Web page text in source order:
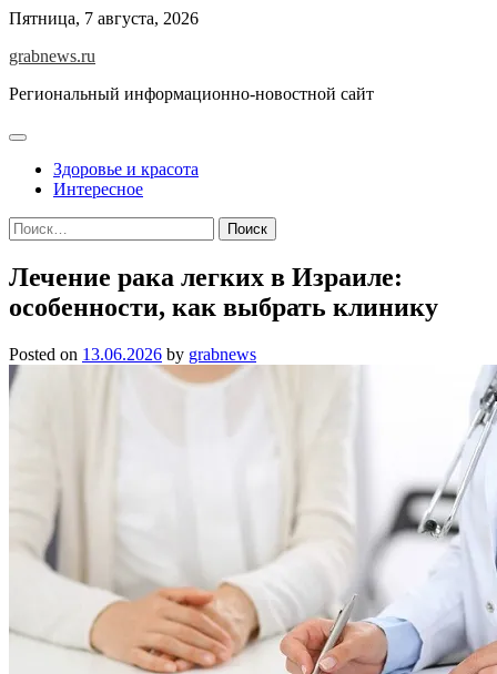
Skip
content
Пятница, 7 августа, 2026
grabnews.ru
Региональный информационно-новостной сайт
Здоровье и красота
Интересное
Найти:
Лечение рака легких в Израиле:
особенности, как выбрать клинику
Posted on 13.06.2026 by grabnews